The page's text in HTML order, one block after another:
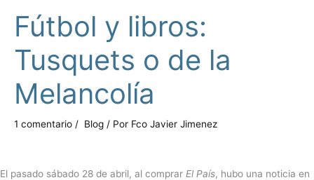
Fútbol y libros:
Tusquets o de la
Melancolía
1 comentario / Blog / Por Fco Javier Jimenez
El pasado sábado 28 de abril, al comprar El País, hubo una noticia en